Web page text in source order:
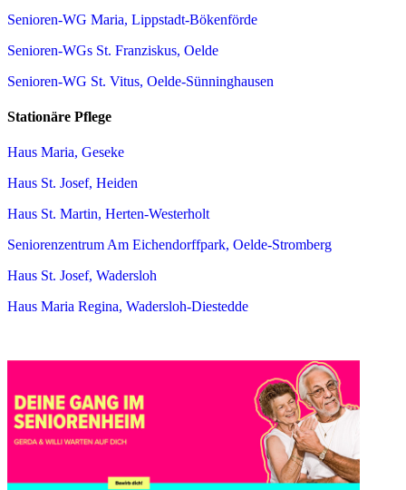
Senioren-WG Maria, Lippstadt-Bökenförde
Senioren-WGs St. Franziskus, Oelde
Senioren-WG St. Vitus, Oelde-Sünninghausen
Stationäre Pflege
Haus Maria, Geseke
Haus St. Josef, Heiden
Haus St. Martin, Herten-Westerholt
Seniorenzentrum Am Eichendorffpark, Oelde-Stromberg
Haus St. Josef, Wadersloh
Haus Maria Regina, Wadersloh-Diestedde